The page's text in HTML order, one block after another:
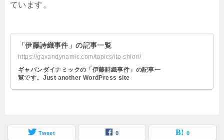
ています。
「伊藤詩織事件」の記事一覧
https://gavandynamic.com/topics/ito-shiori/
ギャバンダイナミックの「伊藤詩織事件」の記事一
覧です。Just another WordPress site
Tweet 0 0